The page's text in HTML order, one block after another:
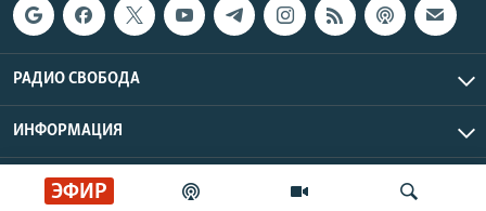
ЭФИР
РАДИО СВОБОДА
ИНФОРМАЦИЯ
Радио Свобода © 2026 RFE/RL, Inc. | Все права защищены.